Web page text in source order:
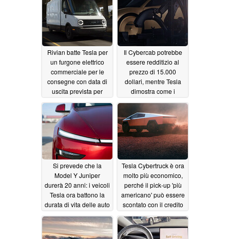
Rivian batte Tesla per
un furgone elettrico
commerciale per le
consegne con data di
uscita prevista per
aprile02/06/2025
Il Cybercab potrebbe
essere redditizio al
prezzo di 15.000
dollari, mentre Tesla
dimostra come i
robotaxi verranno puliti
tra un viaggio e l'altro
02/06/2025
Si prevede che la
Model Y Juniper
durerà 20 anni: i veicoli
Tesla ora battono la
durata di vita delle auto
diesel in un nuovo
studio sulla longevità
degli EV02/05/2025
Tesla Cybertruck è ora
molto più economico,
perché il pick-up 'più
americano' può essere
scontato con il credito
d'imposta governativo
02/05/2025